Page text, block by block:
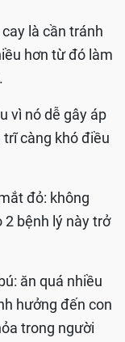
là cần tránh
hơn từ đó làm
vì nó dễ gây áp
càng khó điều
đỏ: không
2 bệnh lý này trở
ăn quá nhiều
hưởng đến con
trong người